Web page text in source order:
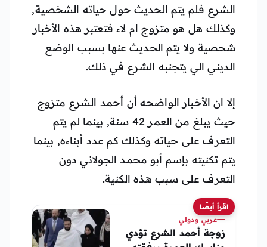
الشرع فلم يتم الحديث حول حياته الشخصية,
وكذلك هل هو متزوج ام لاء فتعتبر هذه الأخبار
شحصية ولا يتم الحديث عنها بسبب الوضع
الديني الي يتجنبه الشرع في ذلك.
إلا ان الأخبار الواضحه أن أحمد الشرع متزوج
حيث يبلغ من العمر 42 سنة, بينما لم يتم
التعرف على حياته وكذلك كم عدد أبناءه, بينما
يتم تكنيته بإسم أبو محمد الجولاني دون
التعرف على سبب هذه الكنية.
اقرأ أيضًا
عربي ودولي
زوجة أحمد الشرع تؤدي